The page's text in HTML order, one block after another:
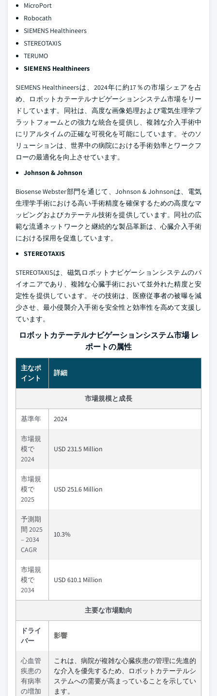
MicroPort
Robocath
SIEMENS Healthineers
STEREOTAXIS
TERUMO
SIEMENS Healthineers
SIEMENS Healthineersは、2024年に約17％の市場シェアを占
め、ロボットカテーテルナビゲーションシステム市場をリー
ドしています。同社は、高度な画像処理および電気生理学プ
ラットフォームとの強力な統合を提供し、複雑な介入手術中
にリアルタイムの正確な可視化を可能にしています。そのソ
リューションは、世界中の病院における手術効率とワークフ
ローの最適化を向上させています。
Johnson & Johnson
Biosense Webster部門を通じて、Johnson & Johnsonは、電気
生理学手術における高い手術精度を確保するための高度なマ
ッピングおよびカテーテル技術を提供しています。同社の広
範な流通ネットワークと継続的な製品革新は、心臓介入手術
における採用を促進しています。
STEREOTAXIS
STEREOTAXISは、磁気ロボットナビゲーションシステムのパ
イオニアであり、複雑な心臓手術において並外れた精度と安
定性を提供しています。その技術は、医療従事者の被曝を減
少させ、最小侵襲介入手術を安全性と効率性を高めて支援し
ています。
ロボットカテーテルナビゲーションシステム市場 レ
ポートの属性
主なポ
イント
詳細
市場規模と成長
基準年 2024
市場規
模で
2024
USD 231.5 Million
市場規
模で
2025
USD 251.6 Million
予測期
間 2025
– 2034
CAGR
10.3%
市場規
模で
2034
USD 610.1 Million
主要な市場動向
ドライ
バー
影響
心血管
疾患の
有病率
の増加
これは、病院が複雑な心臓疾患の管理に先進的
な介入を優先するため、ロボットカテーテルシ
ステムへの需要が高まっていることを示してい
ます。